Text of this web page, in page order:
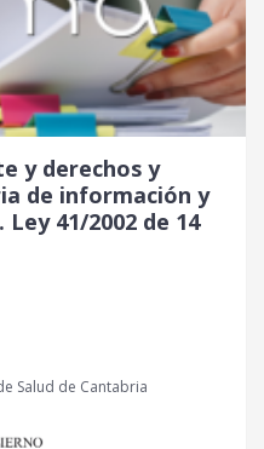
y derechos y
de información y
41/2002 de 14
Salud de Cantabria